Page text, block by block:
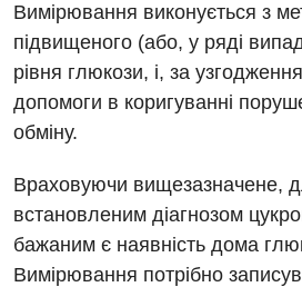
Урологічне відділення
Урологія
Для дітей
Дитяча алергологія
Вимірювання виконується з
підвищеного (або, у ряді
рівня глюкози, і, за
допомоги в коригуванні
обміну.
Враховуючи вищезазначене,
встановленим діагнозом
бажаним є наявність дома
Вимірювання потрібно